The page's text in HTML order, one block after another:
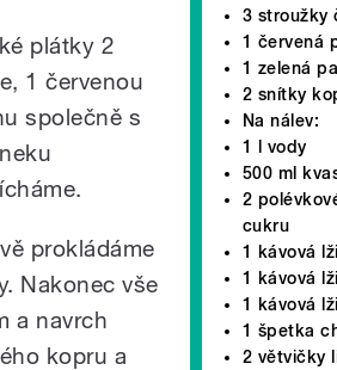
3 stroužky
1 červená
1 zelená
2 snítky
Na nálev:
1 l vody
500 ml
2
cukru
1 kávová
1 kávová
1 kávová
1 špetka
2 větvičky
plátky 2
1 červenou
společně s
prokládáme
Nakonec vše
a navrch
kopru a